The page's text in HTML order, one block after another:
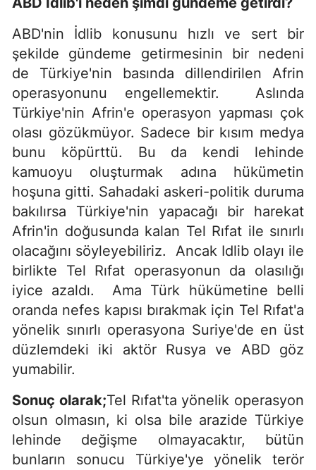
ABD'nin İdlib konusunu hızlı ve sert bir
şekilde gündeme getirmesinin bir nedeni
de Türkiye'nin basında dillendirilen Afrin
operasyonunu engellemektir. Aslında
Türkiye'nin Afrin'e operasyon yapması çok
olası gözükmüyor. Sadece bir kısım medya
bunu köpürttü. Bu da kendi lehinde
kamuoyu oluşturmak adına hükümetin
hoşuna gitti. Sahadaki askeri-politik duruma
bakılırsa Türkiye'nin yapacağı bir harekat
Afrin'in doğusunda kalan Tel Rıfat ile sınırlı
olacağını söyleyebiliriz. Ancak Idlib olayı ile
birlikte Tel Rıfat operasyonun da olasılığı
iyice azaldı. Ama Türk hükümetine belli
oranda nefes kapısı bırakmak için Tel Rıfat'a
yönelik sınırlı operasyona Suriye'de en üst
düzlemdeki iki aktör Rusya ve ABD göz
yumabilir.
Sonuç olarak;Tel Rıfat'ta yönelik operasyon
olsun olmasın, ki olsa bile arazide Türkiye
lehinde değişme olmayacaktır, bütün
bunların sonucu Türkiye'ye yönelik terör